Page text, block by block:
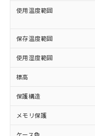
使用温度範囲
保存温度範囲
使用湿度範囲
標高
保護構造
メモリ保護
ケース色
当社制御
本サービ
ことをご
在庫状況
記載して
タに基づ
覧された
準価格と
正式な納
様のお取
ムロン制
害物質有無と関
仕入先様の事情
いたものが、
*EU RoHS指令（10物
鉛(Pb) 1000ppm以下
六価クロム(Cr(Ⅵ))
ル) (DEHP)(別名：
ルベンジル（BBP）
（DBP） 1000ppm
(DIBP) 1000ppm以下
但し、RoHS指令で
「×」：最大均
基準値を超えて
「－」：未確
い合わせください
*中国RoHS10物質の
Pb(鉛) :1000ppm、
Cr(Ⅵ)(六価クロム) :
ニル類) : 1000ppm、
ル類) : 1000ppm、
DBP(フタル酸ジブ
イソブチル) :
当社は、
為替およ
（以下｢
または国
国政府の
可)を取得
当社は規
全に破砕
いよう必
当社は貴
記
一定
一定